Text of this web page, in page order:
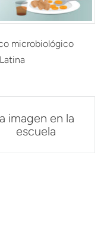
microbiológico
imagen en la
escuela